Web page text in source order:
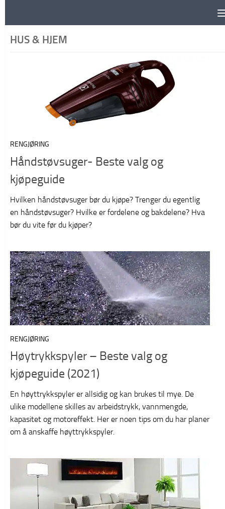
HUS & HJEM
RENGJØRING
Håndstøvsuger- Beste valg og
kjøpeguide
Hvilken håndstøvsuger bør du kjøpe? Trenger du egentlig
en håndstøvsuger? Hvilke er fordelene og bakdelene? Hva
bør du vite før du kjøper?
RENGJØRING
Høytrykkspyler – Beste valg og
kjøpeguide (2021)
En høyttrykkspyler er allsidig og kan brukes til mye. De
ulike modellene skilles av arbeidstrykk, vannmengde,
kapasitet og motoreffekt. Her er noen tips om du har planer
om å anskaffe høyttrykkspyler.